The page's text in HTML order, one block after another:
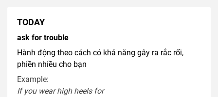
TODAY
ask for trouble
Hành động theo cách có khả năng gây ra rắc rối,
phiền nhiều cho bạn
Example:
If you wearhigh heelsfor